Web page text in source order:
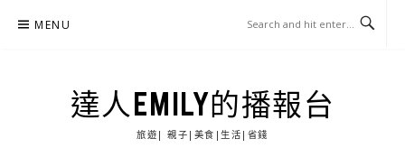
MENU
達人EMILY的播報台
旅遊| 親子|美食|生活|省錢